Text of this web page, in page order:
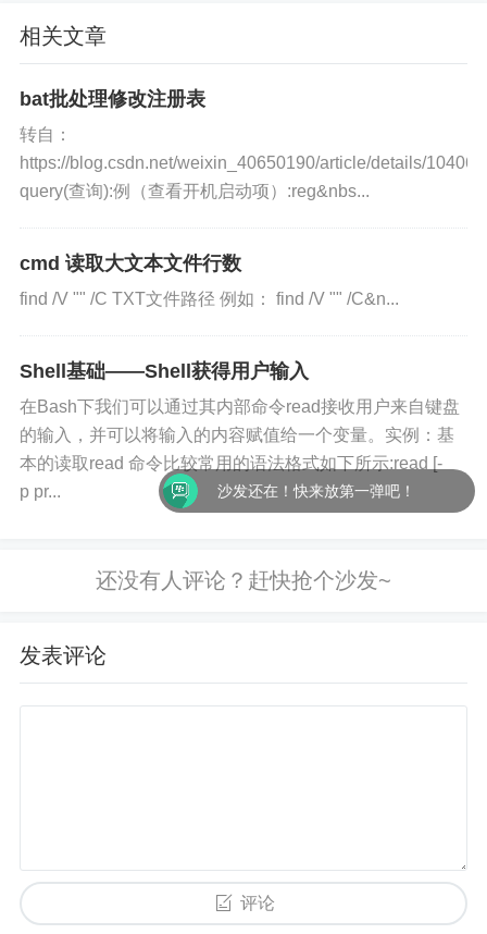
相关文章
bat批处理修改注册表
转自：
https://blog.csdn.net/weixin_40650190/article/details/
query(查询):例（查看开机启动项）:reg&nbs...
cmd 读取大文本文件行数
find /V "" /C TXT文件路径 例如： find /V "" /C&n...
Shell基础——Shell获得用户输入
在Bash下我们可以通过其内部命令read接收用户来自键盘
的输入，并可以将输入的内容赋值给一个变量。实例：基
本的读取read 命令比较常用的语法格式如下所示:read [-
p pr...
发表评论
评论
沙发还在！快来放第一弹吧！